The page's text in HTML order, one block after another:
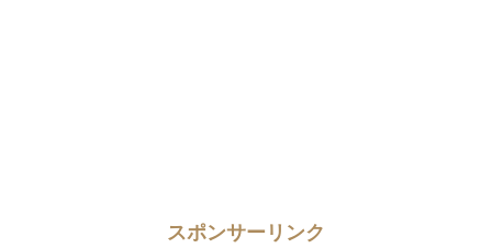
スポンサーリンク